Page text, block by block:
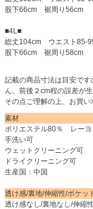
股下66cm 裾周り56cm
■4L■
総丈104cm ウエスト
股下66cm 裾周り58cm
記載の商品寸法は目安で
ん。前後２cm程の誤差が
その点ご理解の上、お買い
素材
ポリエステル80％ レー
手洗い可
ウェットクリーニング可
ドライクリーニング可
生産国：中国
透け感/裏地/伸縮性/ポケッ
透け感なし/裏地なし/伸縮